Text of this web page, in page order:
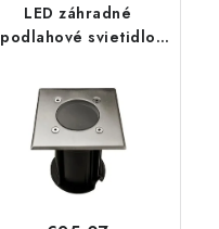
LED záhradné
podlahové svietidlo
strieborné